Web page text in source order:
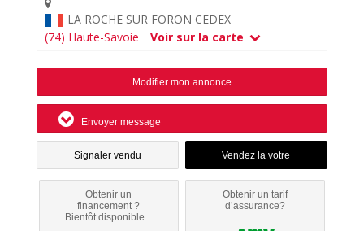
LA ROCHE SUR FORON CEDEX
(74) Haute-Savoie
Voir sur la carte
Modifier mon annonce
Envoyer message
Signaler vendu
Obtenir un
financement ?
Bientôt disponible...
Obtenir un tarif
d’assurance?